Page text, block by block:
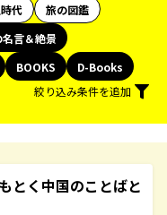
代
旅の図鑑
言＆絶景
BOOKS
D-Books
絞り込み条件を追加
とく中国のことばと